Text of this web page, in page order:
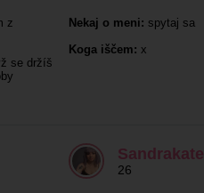
z
se držíš
Nekaj o meni: spytaj sa
Koga iščem: x
Sandrakate
26